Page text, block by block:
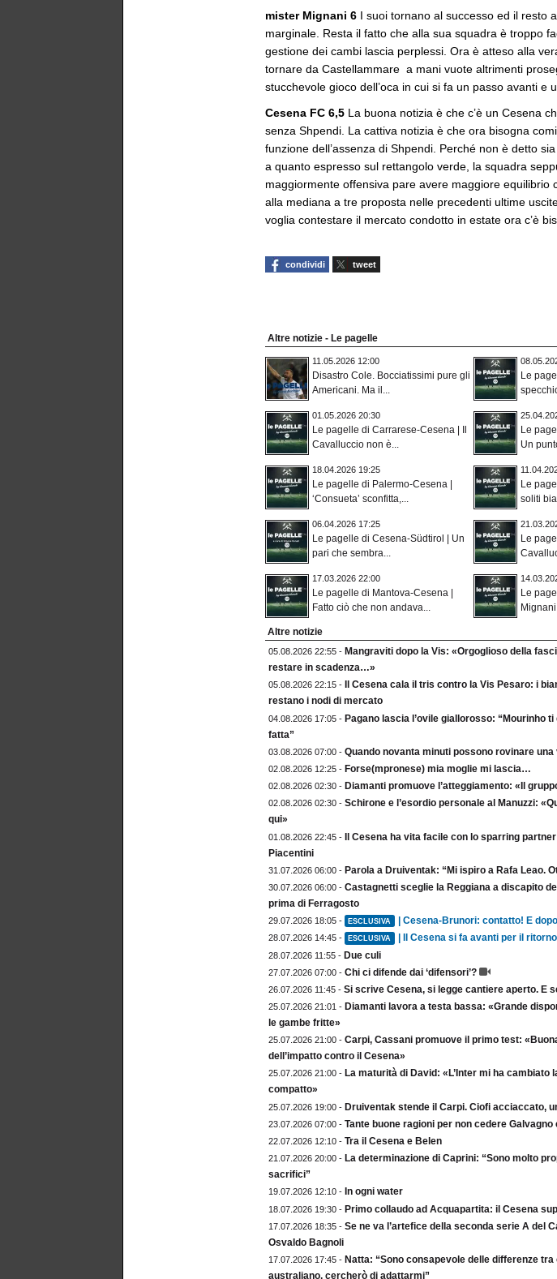
mister Mignani 6 I suoi tornano al successo ed il resto
marginale. Resta il fatto che alla sua squadra è troppo
gestione dei cambi lascia perplessi. Ora è atteso alla
tornare da Castellammare a mani vuote altrimenti
stucchevole gioco dell’oca in cui si fa un passo avanti e
Cesena FC 6,5 La buona notizia è che c’è un Cesena
senza Shpendi. La cattiva notizia è che ora bisogna
funzione dell’assenza di Shpendi. Perché non è detto
a quanto espresso sul rettangolo verde, la squadra
maggiormente offensiva pare avere maggiore equilibrio
alla mediana a tre proposta nelle precedenti ultime
voglia contestare il mercato condotto in estate ora c’è
condividi tweet
Altre notizie - Le pagelle
11.05.2026 12:00
Disastro Cole. Bocciatissimi pure gli
Americani. Ma il...
Le
01.05.2026 20:30
Le pagelle di Carrarese-Cesena | Il
Cavalluccio non è...
Le
Un
18.04.2026 19:25
Le pagelle di Palermo-Cesena |
‘Consueta’ sconfitta,...
Le
soliti
06.04.2026 17:25
Le pagelle di Cesena-Südtirol | Un
pari che sembra...
Le
17.03.2026 22:00
Le pagelle di Mantova-Cesena |
Fatto ciò che non andava...
Le
Altre notizie
05.08.2026 22:55 - Mangraviti dopo la Vis: «Orgoglioso della
restare in scadenza…»
05.08.2026 22:15 -
Il Cesena cala il tris contro la Vis Pesaro: i
restano i nodi di mercato
04.08.2026 17:05 - Pagano lascia l’ovile giallorosso: “Mourinho
fatta”
03.08.2026 07:00 - Quando novanta minuti possono rovinare
02.08.2026 12:25 - Forse(mpronese) mia moglie mi lascia…
02.08.2026 02:30 - Diamanti promuove l’atteggiamento: «Il
02.08.2026 02:30 - Schirone e l’esordio personale al Manuzzi:
qui»
01.08.2026 22:45 - Il Cesena ha vita facile con lo sparring
Piacentini
31.07.2026 06:00 - Parola a Druiventak: “Mi ispiro a Rafa Leao.
30.07.2026 06:00 - Castagnetti sceglie la Reggiana a discapito
prima di Ferragosto
29.07.2026 18:05 - ESCLUSIVA | Cesena-Brunori: contatto! E
28.07.2026 14:45 - ESCLUSIVA | Il Cesena si fa avanti per il
28.07.2026 11:55 - Due culi
27.07.2026 07:00 - Chi ci difende dai ‘difensori’?
26.07.2026 11:45 - Si scrive Cesena, si legge cantiere aperto. E
25.07.2026 21:01 - Diamanti lavora a testa bassa: «Grande
le gambe fritte»
25.07.2026 21:00 - Carpi, Cassani promuove il primo test:
dell’impatto contro il Cesena»
25.07.2026 21:00 - La maturità di David: «L’Inter mi ha cambiato
compatto»
25.07.2026 19:00 - Druiventak stende il Carpi. Ciofi acciaccato,
23.07.2026 07:00 - Tante buone ragioni per non cedere
22.07.2026 12:10 - Tra il Cesena e Belen
21.07.2026 20:00 - La determinazione di Caprini: “Sono molto
sacrifici”
19.07.2026 12:10 - In ogni water
18.07.2026 19:30 - Primo collaudo ad Acquapartita: il Cesena
17.07.2026 18:35 - Se ne va l’artefice della seconda serie A del
Osvaldo Bagnoli
17.07.2026 17:45 - Natta: “Sono consapevole delle differenze
australiano, cercherò di adattarmi”